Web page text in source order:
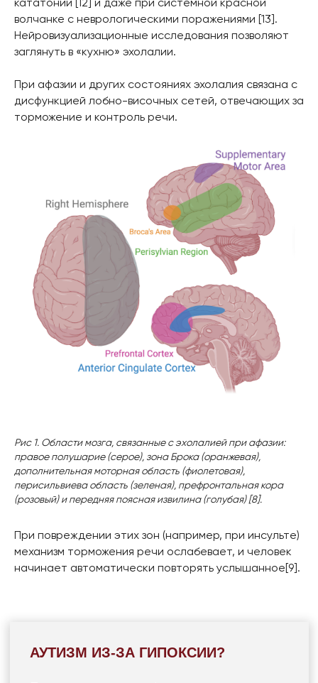
волчанке с неврологическими поражениями [13].
Нейровизуализационные исследования позволяют
заглянуть в «кухню» эхолалии.
При афазии и других состояниях эхолалия связана с
дисфункцией лобно-височных сетей, отвечающих за
торможение и контроль речи.
Рис 1. Области мозга, связанные с эхолалией при афазии:
правое полушарие (серое), зона Брока (оранжевая),
дополнительная моторная область (фиолетовая),
перисильвиева область (зеленая), префронтальная кора
(розовый) и передняя поясная извилина (голубая) [8].
При повреждении этих зон (например, при инсульте)
механизм торможения речи ослабевает, и человек
начинает автоматически повторять услышанное[9].